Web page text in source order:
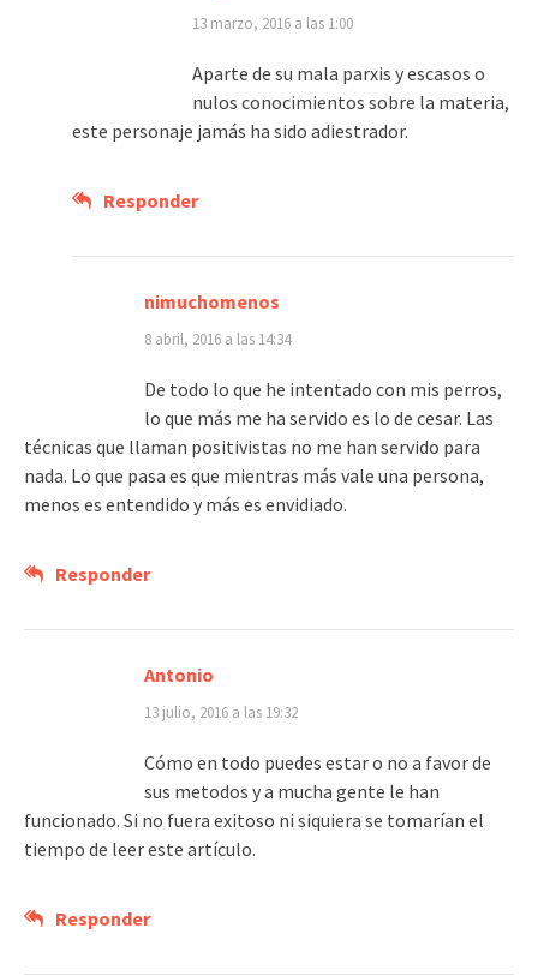
13 marzo, 2016 a las 1:00
Aparte de su mala parxis y escasos o
nulos conocimientos sobre la materia,
este personaje jamás ha sido adiestrador.
Responder
nimuchomenos
8 abril, 2016 a las 14:34
De todo lo que he intentado con mis perros,
lo que más me ha servido es lo de cesar. Las
técnicas que llaman positivistas no me han servido para
nada. Lo que pasa es que mientras más vale una persona,
menos es entendido y más es envidiado.
Responder
Antonio
13 julio, 2016 a las 19:32
Cómo en todo puedes estar o no a favor de
sus metodos y a mucha gente le han
funcionado. Si no fuera exitoso ni siquiera se tomarían el
tiempo de leer este artículo.
Responder